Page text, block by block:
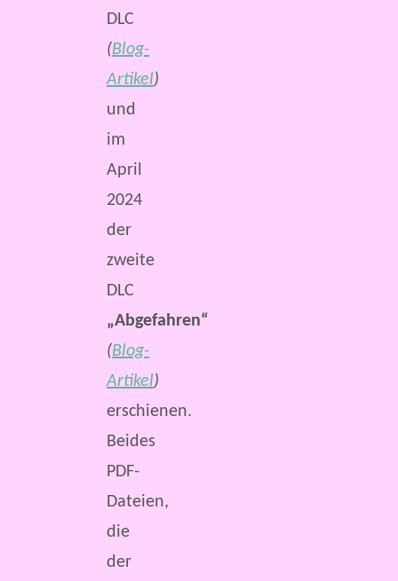
DLC
(Blog-
Artikel)
und
im
April
2024
der
zweite
DLC
„Abgefahren“
(Blog-
Artikel)
erschienen.
Beides
PDF-
Dateien,
die
der